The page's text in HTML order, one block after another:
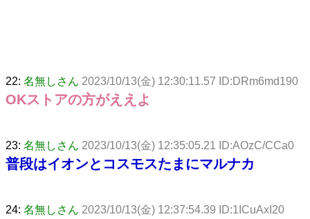
22: 名無しさん 2023/10/13(金) 12:30:11.57 ID:DRm6md190
OKストアの方がええよ
23: 名無しさん 2023/10/13(金) 12:35:05.21 ID:AOzC/CCa0
普段はイオンとコスモスたまにマルナカ
24: 名無しさん 2023/10/13(金) 12:37:54.39 ID:1ICuAxI20